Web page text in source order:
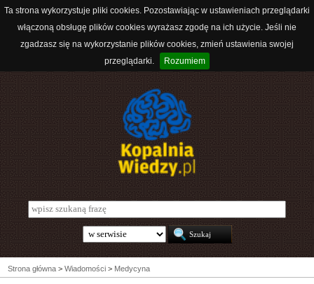
Ta strona wykorzystuje pliki cookies. Pozostawiając w ustawieniach przeglądarki
włączoną obsługę plików cookies wyrażasz zgodę na ich użycie. Jeśli nie
zgadzasz się na wykorzystanie plików cookies, zmień ustawienia swojej
przeglądarki.
Rozumiem
Strona główna > Wiadomości > Medycyna